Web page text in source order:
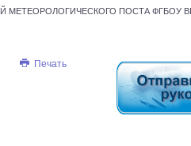
МЕТЕОРОЛОГИЧЕСКОГО ПОСТА ФГБОУ
Печать